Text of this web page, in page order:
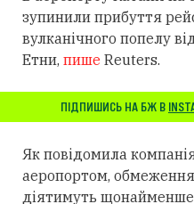
зупинили прибуття
вулканічного попелу
Етни, пише Reuters.
ПІДПИШИСЬ НА БЖ В
Як повідомила
аеропортом, обмеження
діятимуть щонайменше